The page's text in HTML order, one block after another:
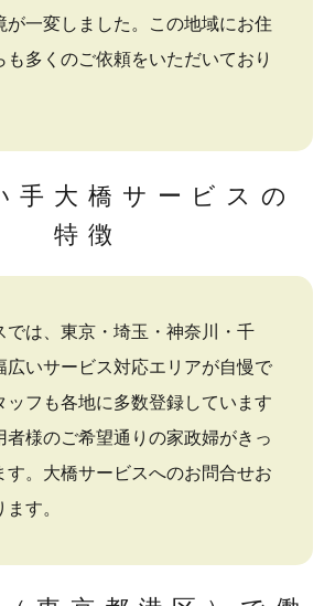
が一変しました。この地域にお住
も多くのご依頼をいただいており
手大橋サービスの
特徴
では、東京・埼玉・神奈川・千
広いサービス対応エリアが自慢で
ッフも各地に多数登録しています
者様のご希望通りの家政婦がきっ
す。大橋サービスへのお問合せお
す。